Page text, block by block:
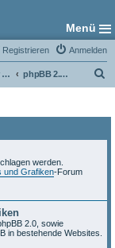
Menü
Anmelden
Registrieren
Foren für phpBB 2.0 phpBB 2.0 Styles
werden.
und Grafiken-Forum
2.0, sowie
in bestehende Websites.